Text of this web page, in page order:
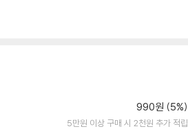
990원 (5%)
5만원 이상 구매 시 2천원 추가 적립